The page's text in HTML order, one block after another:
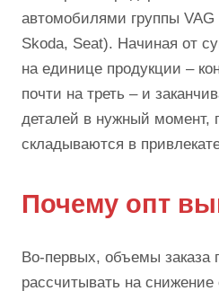
автомобилями группы VAG
Skoda, Seat). Начиная от
на единице продукции –
почти на треть – и
деталей в нужный момент,
складываются в
Почему опт
Во-первых, объемы заказа
рассчитывать на